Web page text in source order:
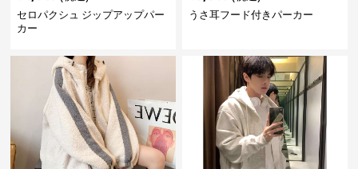
セロパクシュ ジップアップパー
カー
うさ耳フード付きパーカー